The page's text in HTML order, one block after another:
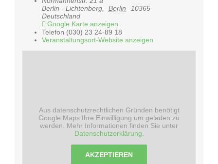
Berlin - Lichtenberg, Berlin
10365
Deutschland
Google Karte anzeigen
Telefon (030) 23 24-89 18
Veranstaltungsort-Website anzeigen
Aus datenschutzrechtlichen Gründen benötigt
Google Maps Ihre Einwilligung um geladen zu
werden. Mehr Informationen finden Sie unter
Datenschutzerklärung.
AKZEPTIEREN